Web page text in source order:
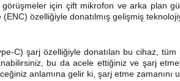
görüşmeler için çift mikrofon ve arka plan
özelliğiyle donatılmış gelişmiş
C) şarj özelliğiyle donatılan bu cihaz,
bu da acele ettiğiniz ve şarj
anlamına gelir ki, şarj etme zamanını